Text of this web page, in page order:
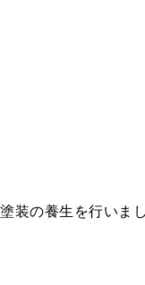
装の養生を行いま